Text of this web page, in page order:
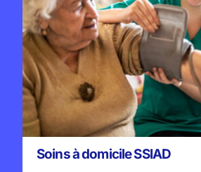
Soins à domicile SSIAD